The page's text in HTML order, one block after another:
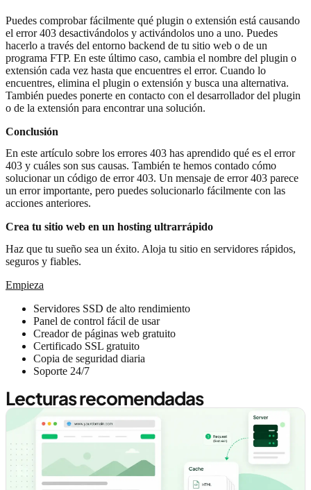
Puedes comprobar fácilmente qué plugin o extensión está causando
el error 403 desactivándolos y activándolos uno a uno. Puedes
hacerlo a través del entorno backend de tu sitio web o de un
programa FTP. En este último caso, cambia el nombre del plugin o
extensión cada vez hasta que encuentres el error. Cuando lo
encuentres, elimina el plugin o extensión y busca una alternativa.
También puedes ponerte en contacto con el desarrollador del plugin
o de la extensión para encontrar una solución.
Conclusión
En este artículo sobre los errores 403 has aprendido qué es el error
403 y cuáles son sus causas. También te hemos contado cómo
solucionar un código de error 403. Un mensaje de error 403 parece
un error importante, pero puedes solucionarlo fácilmente con las
acciones anteriores.
Crea tu sitio web en un hosting ultrarrápido
Haz que tu sueño sea un éxito. Aloja tu sitio en servidores rápidos,
seguros y fiables.
Empieza
Servidores SSD de alto rendimiento
Panel de control fácil de usar
Creador de páginas web gratuito
Certificado SSL gratuito
Copia de seguridad diaria
Soporte 24/7
Lecturas recomendadas